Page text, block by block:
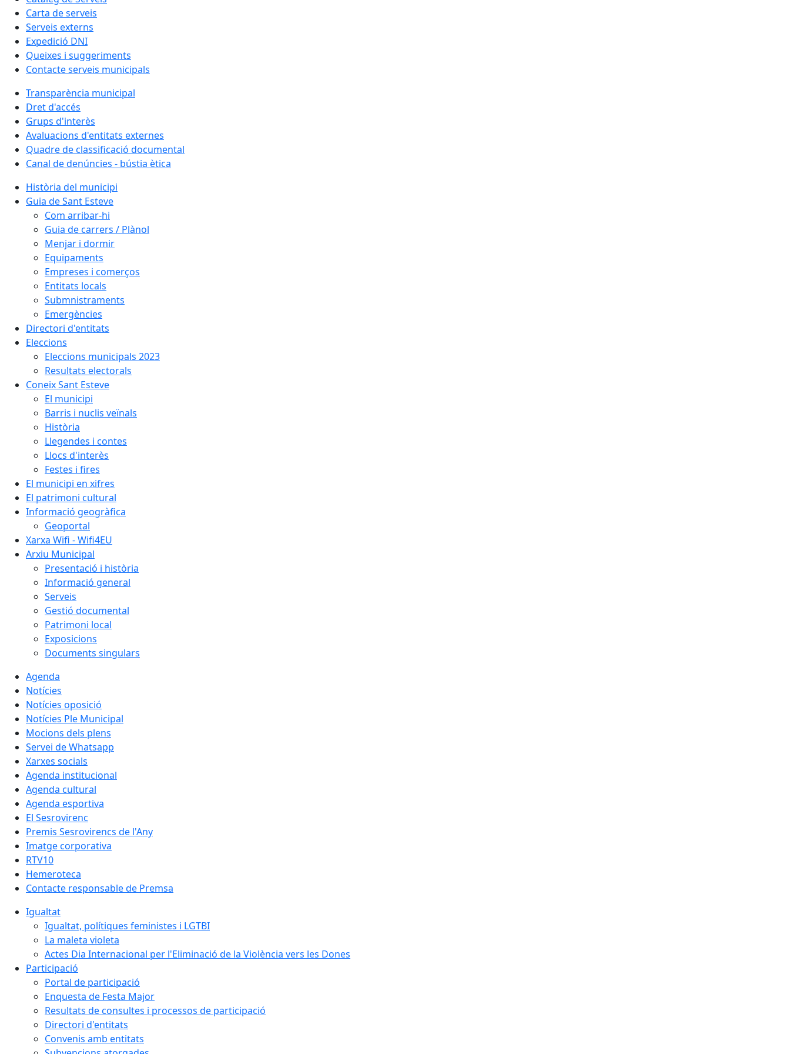
Carta de serveis
Serveis externs
Expedició DNI
Queixes i suggeriments
Contacte serveis municipals
Transparència municipal
Dret d'accés
Grups d'interès
Avaluacions d'entitats externes
Quadre de classificació documental
Canal de denúncies - bústia ètica
Història del municipi
Guia de Sant Esteve
Com arribar-hi
Guia de carrers / Plànol
Menjar i dormir
Equipaments
Empreses i comerços
Entitats locals
Submnistraments
Emergències
Directori d'entitats
Eleccions
Eleccions municipals 2023
Resultats electorals
Coneix Sant Esteve
El municipi
Barris i nuclis veïnals
Història
Llegendes i contes
Llocs d'interès
Festes i fires
El municipi en xifres
El patrimoni cultural
Informació geogràfica
Geoportal
Xarxa Wifi - Wifi4EU
Arxiu Municipal
Presentació i història
Informació general
Serveis
Gestió documental
Patrimoni local
Exposicions
Documents singulars
Agenda
Notícies
Notícies oposició
Notícies Ple Municipal
Mocions dels plens
Servei de Whatsapp
Xarxes socials
Agenda institucional
Agenda cultural
Agenda esportiva
El Sesrovirenc
Premis Sesrovirencs de l'Any
Imatge corporativa
RTV10
Hemeroteca
Contacte responsable de Premsa
Igualtat
Igualtat, polítiques feministes i LGTBI
La maleta violeta
Actes Dia Internacional per l'Eliminació de la Violència vers les Dones
Participació
Portal de participació
Enquesta de Festa Major
Resultats de consultes i processos de participació
Directori d'entitats
Convenis amb entitats